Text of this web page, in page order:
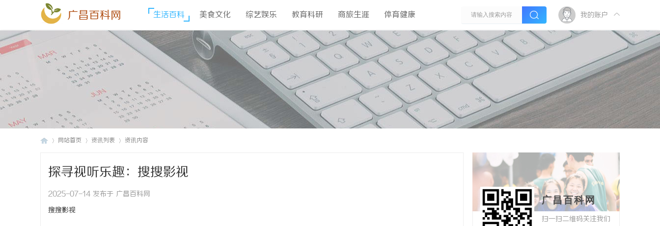
广昌百科网 生活百科 美食文化 综艺娱乐 教育科研 商旅生涯 体育健康 我的账户
网站首页 资讯列表 资讯内容
探寻视听乐趣：搜搜影视
2025-07-14 发布于 广昌百科网
搜搜影视
广昌百科网
扫一扫二维码关注我们